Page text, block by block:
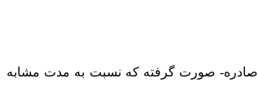
صادره- صورت گرفته که نسبت به مدت مشابه